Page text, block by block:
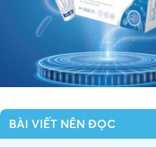
BÀI VIẾT NÊN ĐỌC